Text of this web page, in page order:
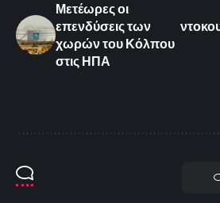
Μετέωρες οι
επενδύσεις των
χωρών του Κόλπου
στις ΗΠΑ